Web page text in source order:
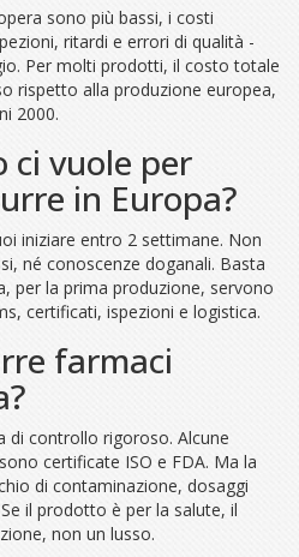
sono più bassi, i costi
ritardi e errori di qualità -
Per molti prodotti, il costo totale
rispetto alla produzione europea,
2000.
ci vuole per
in Europa?
iniziare entro 2 settimane. Non
né conoscenze doganali. Basta
per la prima produzione, servono
certificati, ispezioni e logistica.
farmaci
di controllo rigoroso. Alcune
certificate ISO e FDA. Ma la
di contaminazione, dosaggi
il prodotto è per la salute, il
non un lusso.